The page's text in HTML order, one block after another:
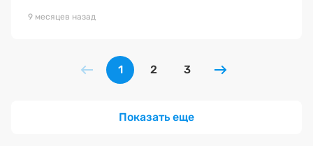
9 месяцев назад
1 2 3
Показать еще